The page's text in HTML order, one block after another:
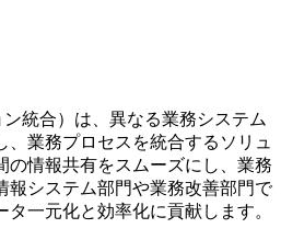
合）は、異なる業務システム
業務プロセスを統合するソリュ
情報共有をスムーズにし、業務
システム部門や業務改善部門で
一元化と効率化に貢献します。